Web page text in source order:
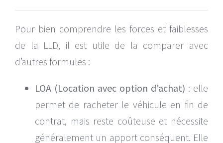
Pour bien comprendre les forces et faiblesses
de la LLD, il est utile de la comparer avec
d’autres formules :
LOA (Location avec option d’achat) : elle
permet de racheter le véhicule en fin de
contrat, mais reste coûteuse et nécessite
généralement un apport conséquent. Elle